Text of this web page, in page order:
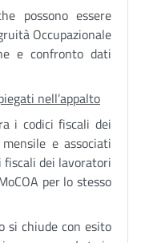
possono essere
Occupazionale
e confronto dati
nell’appalto
i codici fiscali dei
e associati
fiscali dei lavoratori
per lo stesso
si chiude con esito